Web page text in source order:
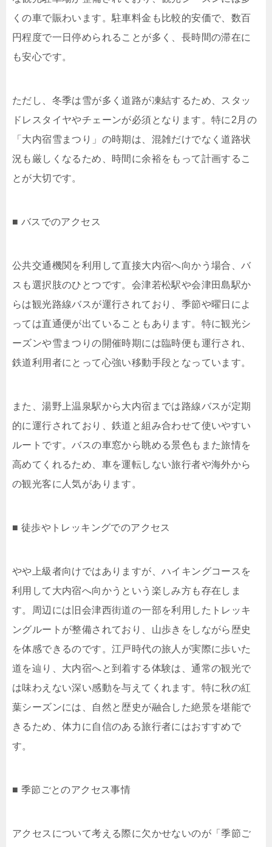
くの車で賑わいます。駐車料金も比較的安価で、数百
円程度で一日停められることが多く、長時間の滞在に
も安心です。
ただし、冬季は雪が多く道路が凍結するため、スタッ
ドレスタイヤやチェーンが必須となります。特に2月の
「大内宿雪まつり」の時期は、混雑だけでなく道路状
況も厳しくなるため、時間に余裕をもって計画するこ
とが大切です。
■ バスでのアクセス
公共交通機関を利用して直接大内宿へ向かう場合、バ
スも選択肢のひとつです。会津若松駅や会津田島駅か
らは観光路線バスが運行されており、季節や曜日によ
っては直通便が出ていることもあります。特に観光シ
ーズンや雪まつりの開催時期には臨時便も運行され、
鉄道利用者にとって心強い移動手段となっています。
また、湯野上温泉駅から大内宿までは路線バスが定期
的に運行されており、鉄道と組み合わせて使いやすい
ルートです。バスの車窓から眺める景色もまた旅情を
高めてくれるため、車を運転しない旅行者や海外から
の観光客に人気があります。
■ 徒歩やトレッキングでのアクセス
やや上級者向けではありますが、ハイキングコースを
利用して大内宿へ向かうという楽しみ方も存在しま
す。周辺には旧会津西街道の一部を利用したトレッキ
ングルートが整備されており、山歩きをしながら歴史
を体感できるのです。江戸時代の旅人が実際に歩いた
道を辿り、大内宿へと到着する体験は、通常の観光で
は味わえない深い感動を与えてくれます。特に秋の紅
葉シーズンには、自然と歴史が融合した絶景を堪能で
きるため、体力に自信のある旅行者にはおすすめで
す。
■ 季節ごとのアクセス事情
アクセスについて考える際に欠かせないのが「季節ご